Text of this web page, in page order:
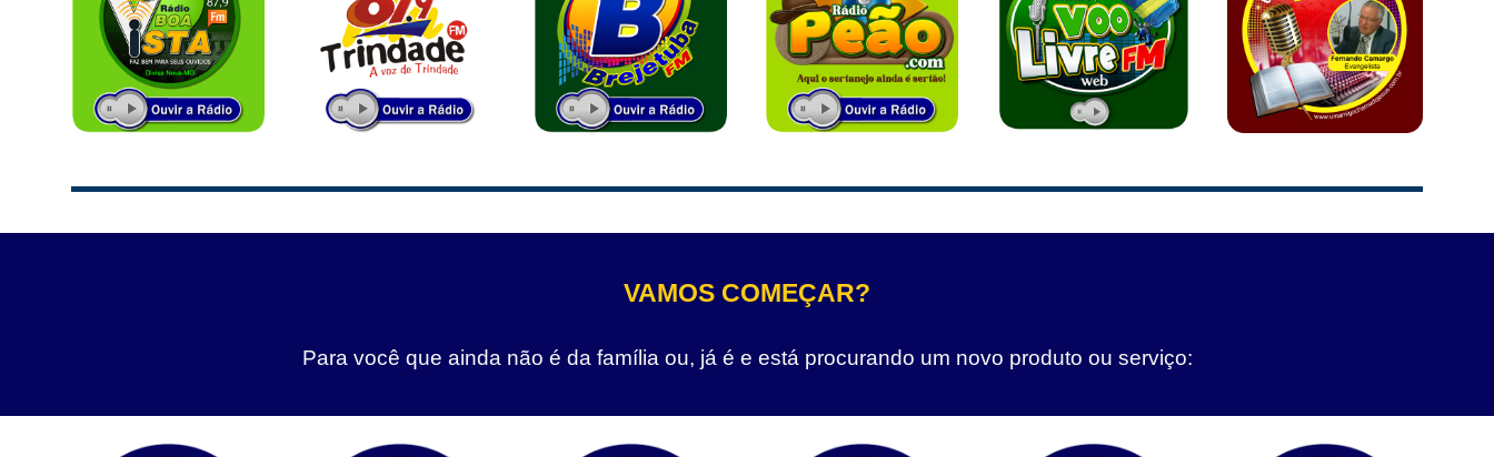
VAMOS COMEÇAR?
Para você que ainda não é da família ou, já é e está procurando um novo produto ou serviço: